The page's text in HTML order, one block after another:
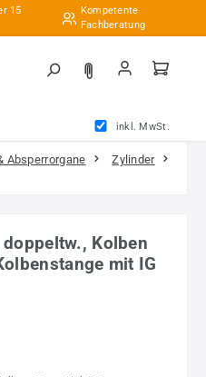
15
Kompetente
Fachberatung
inkl. MwSt.
Absperrorgane
Zylinder
Kolben
mit IG